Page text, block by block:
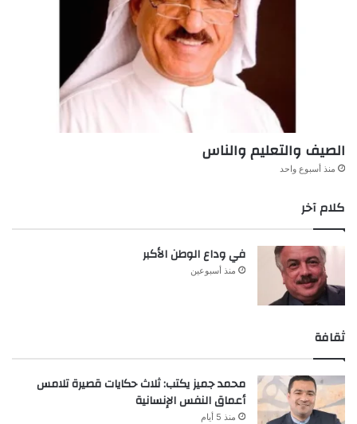
الصيف والتعليم والناس
منذ أسبوع واحد
كلام آخر
في وداع الوطن الأكبر
منذ أسبوعين
ثقافة
محمد جميز يكتب: ثلاث حكايات قصيرة تلامس
أعماق النفس الإنسانية
منذ 5 أيام